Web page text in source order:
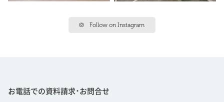
Follow on Instagram
お電話での資料請求･お問合せ